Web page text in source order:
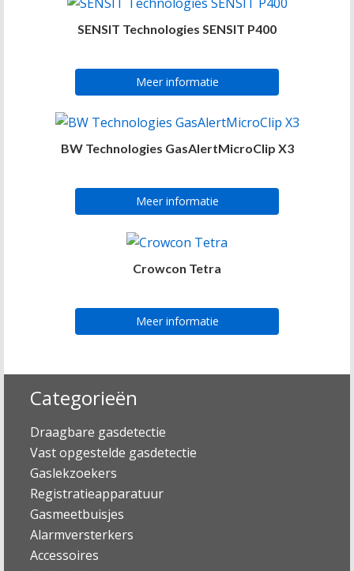
SENSIT Technologies SENSIT P400
Meer informatie
BW Technologies GasAlertMicroClip X3
Meer informatie
Crowcon Tetra
Meer informatie
Categorieën
Draagbare gasdetectie
Vast opgestelde gasdetectie
Gaslekzoekers
Registratieapparatuur
Gasmeetbuisjes
Alarmversterkers
Accessoires